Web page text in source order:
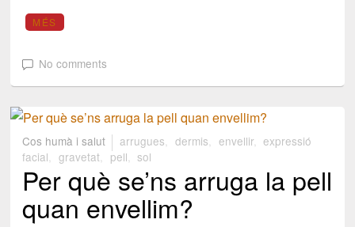
MÉS
No comments
Cos humà i salut arrugues dermis envellir,
expressió
facial
gravetat, pell sol
Per què se’ns arruga la pell
quan envellim?